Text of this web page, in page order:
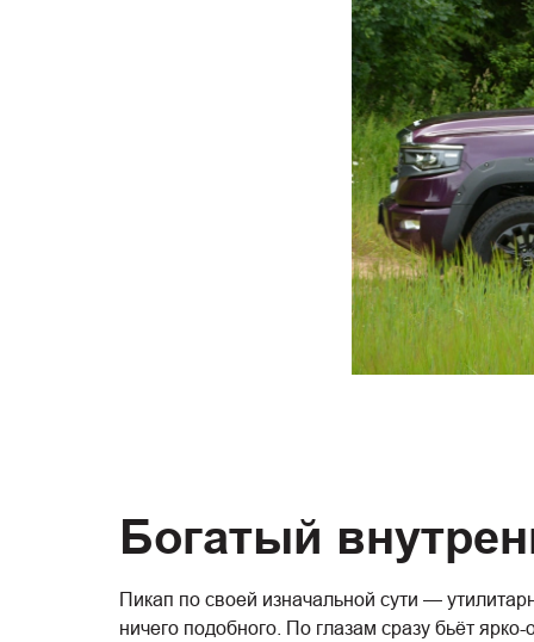
Богатый
Пикап по своей изначальной сути —
ничего подобного. По глазам сразу бьёт